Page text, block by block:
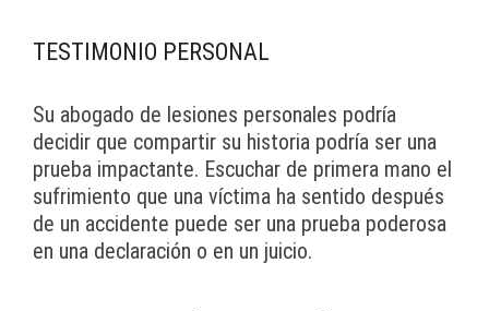
TESTIMONIO PERSONAL
Su abogado de lesiones personales podría
decidir que compartir su historia podría ser una
prueba impactante. Escuchar de primera mano el
sufrimiento que una víctima ha sentido después
de un accidente puede ser una prueba poderosa
en una declaración o en un juicio.